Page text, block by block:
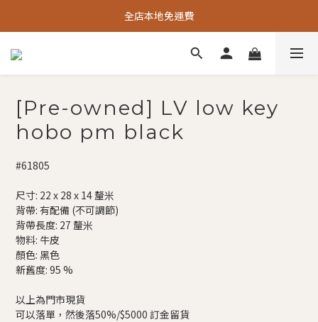
全店本地免運費
[Pre-owned] LV low key
hobo pm black
#61805
尺寸: 22 x 28 x 14 釐米
背帶: 有配備 (不可調節)
背帶長度: 27 釐米
物料: 牛皮
顏色: 黑色
新舊度: 95 %
以上為門市現貨
可以落單，然後落50%/$5000 訂金留貨